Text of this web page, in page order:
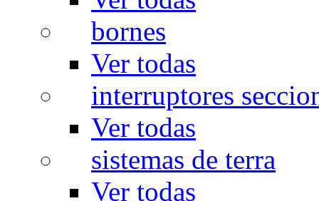
bornes
Ver todas
interruptores
Ver todas
sistemas de terra
Ver todas